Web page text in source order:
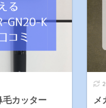
毛カッター
メ